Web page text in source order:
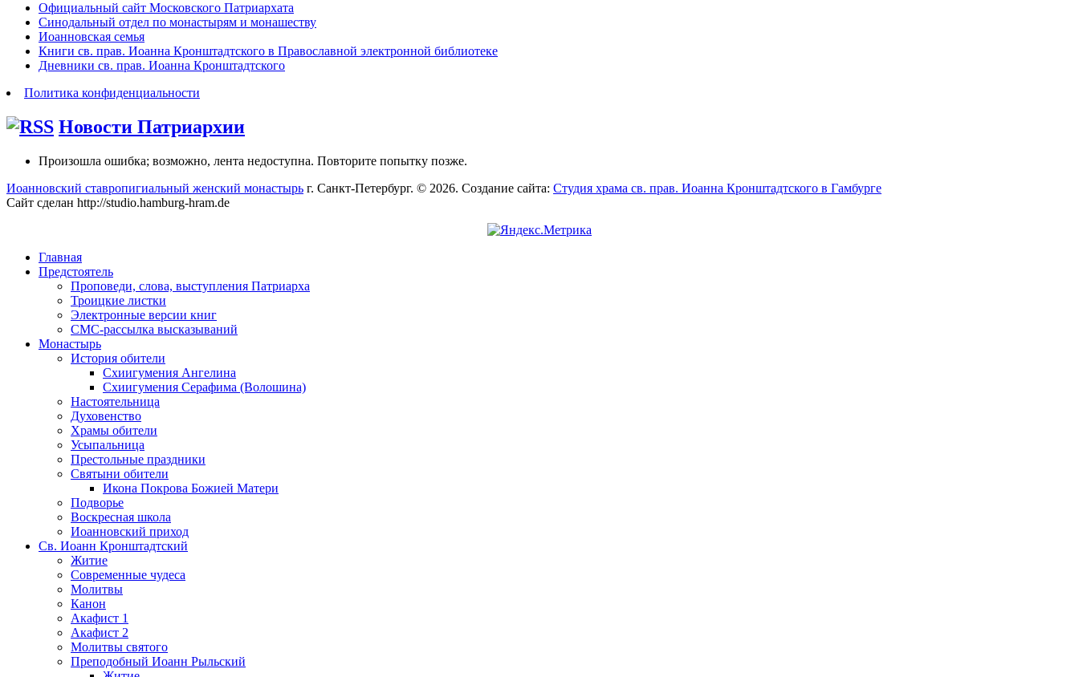
Официальный сайт Московского Патриархата
Синодальный отдел по монастырям и монашеству
Иоанновская семья
Книги св. прав. Иоанна Кронштадтского в Православной электронной библиотеке
Дневники св. прав. Иоанна Кронштадтского
Политика конфиденциальности
Новости Патриархии
Произошла ошибка; возможно, лента недоступна. Повторите попытку позже.
Иоанновский ставропигиальный женский монастырь г. Санкт-Петербург. © 2026. Создание сайта: Студия храма св. прав. Иоанна Кронштадтского в Гамбурге
Сайт сделан http://studio.hamburg-hram.de
Главная
Предстоятель
Проповеди, слова, выступления Патриарха
Троицкие листки
Электронные версии книг
СМС-рассылка высказываний
Монастырь
История обители
Схиигумения Ангелина
Схиигумения Серафима (Волошина)
Настоятельница
Духовенство
Храмы обители
Усыпальница
Престольные праздники
Святыни обители
Икона Покрова Божией Матери
Подворье
Воскресная школа
Иоанновский приход
Св. Иоанн Кронштадтский
Житие
Современные чудеса
Молитвы
Канон
Акафист 1
Акафист 2
Молитвы святого
Преподобный Иоанн Рыльский